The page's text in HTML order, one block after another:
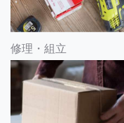
修理・組立